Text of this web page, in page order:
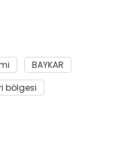
BAYKAR
bölgesi